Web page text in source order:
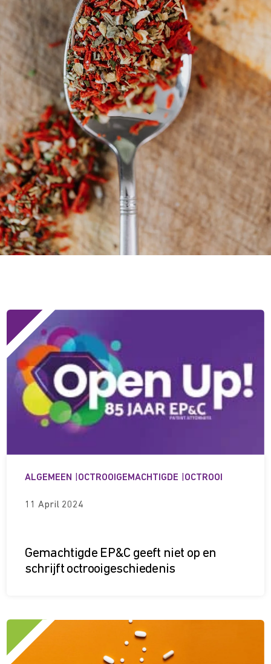
ALGEMEEN OCTROOIGEMACHTIGDE OCTROOI
11 April 2024
Gemachtig­de EP&C geeft niet op en
schrijft octrooigeschiedenis